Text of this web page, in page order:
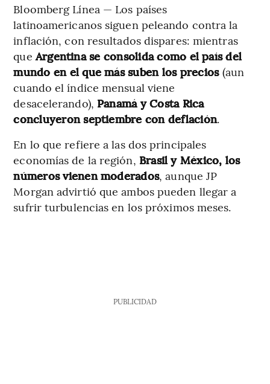
Bloomberg Línea — Los países
latinoamericanos siguen peleando contra la
inflación, con resultados dispares: mientras
queArgentina se consolida como el país del
mundo en el que más suben los precios (aun
cuando el índice mensual viene
desacelerando), Panamá y Costa Rica
concluyeron septiembre con deflación.
En lo que refiere a las dos principales
economías de la región, Brasil y México, los
números vienen moderados, aunque JP
Morgan advirtió que ambos pueden llegar a
sufrir turbulencias en los próximos meses.
PUBLICIDAD